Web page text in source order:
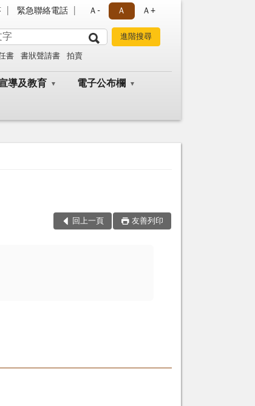
緊急聯絡電話 Ａ- Ａ Ａ+
書 書狀聲請書 拍賣
導及教育 電子公布欄
回上一頁 友善列印